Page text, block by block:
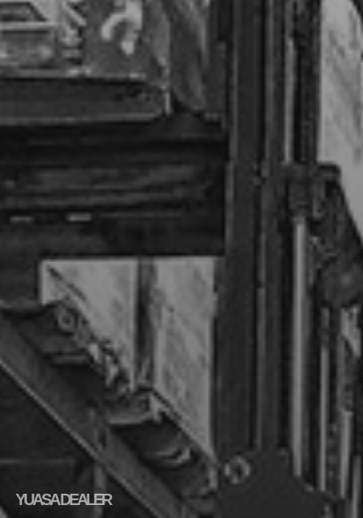
YUASA DEALER